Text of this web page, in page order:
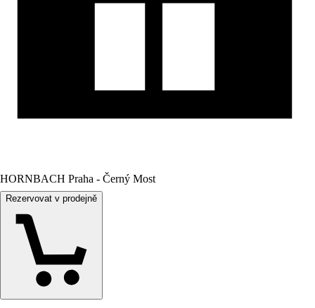
HORNBACH Praha - Černý Most
Rezervovat v prodejně